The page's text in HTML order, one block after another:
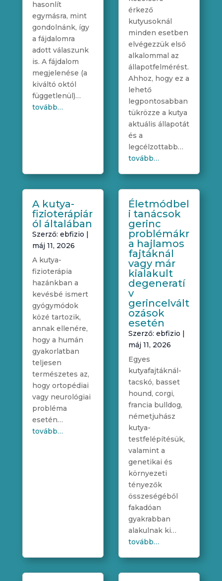
hasonlít
egymásra, mint
gondolnánk, így
a fájdalomra
adott válaszunk
is. A fájdalom
megjelenése (a
kiváltó októl
függetlenül)…
tovább…
érkező
kutyusoknál
minden esetben
elvégezzük első
alkalommal az
állapotfelmérést.
Ahhoz, hogy ez a
lehető
legpontosabban
tükrözze a kutya
aktuális állapotát
és a
legcélzottabb…
tovább…
A kutya-
fizioterápiár
ól általában
Szerző: ebfizio |
máj 11, 2026
A kutya-
fizioterápia
hazánkban a
kevésbé ismert
gyógymódok
közé tartozik,
annak ellenére,
hogy a humán
gyakorlatban
teljesen
természetes az,
hogy ortopédiai
vagy neurológiai
probléma
esetén…
tovább…
Életmódbel
i tanácsok
gerinc
problémákr
a hajlamos
fajtáknál
vagy már
kialakult
degeneratí
v
gerincelvált
ozások
esetén
Szerző: ebfizio |
máj 11, 2026
Egyes
kutyafajtáknál-
tacskó, basset
hound, corgi,
francia bulldog,
németjuhász
kutya-
testfelépítésük,
valamint a
genetikai és
környezeti
tényezők
összeségéből
fakadóan
gyakrabban
alakulnak ki…
tovább…